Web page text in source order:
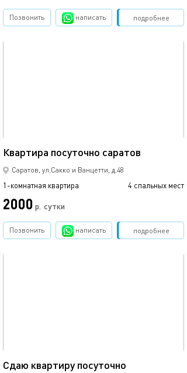
подробнее
Позвонить написать Забронировать
Квартира посуточно саратов
Саратов, ул.Сакко и Ванцетти, д.48
1-комнатная квартира 4 спальных мест
2000 р. сутки
подробнее
Позвонить написать Забронировать
Сдаю квартиру посуточно